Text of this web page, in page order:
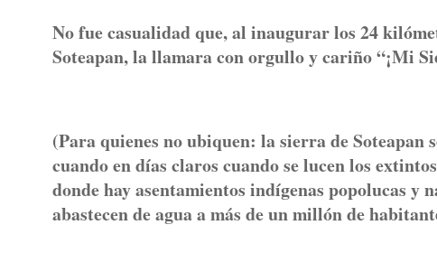
No fue casualidad que, al inaugurar los 24
Soteapan, la llamara con orgullo y cariño “¡Mi
(Para quienes no ubiquen: la sierra de Soteapan
cuando en días claros cuando se lucen los
donde hay asentamientos indígenas popolucas y
abastecen de agua a más de un millón de